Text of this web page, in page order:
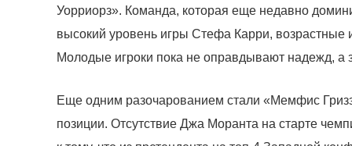
Уорриорз». Команда, которая еще недавно
высокий уровень игры Стефа Карри,
Молодые игроки пока не оправдывают надежд, а
Еще одним разочарованием стали «Мемфис
позиции. Отсутствие Джа Моранта на старте